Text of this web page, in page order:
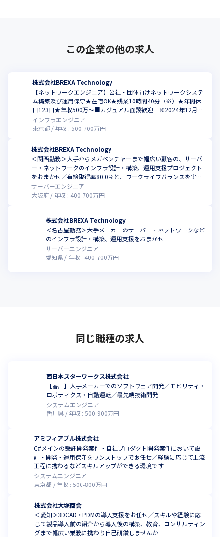
この企業の他の求人
株式会社BREXA Technology
【ネットワークエンジニア】公社・団体向けネットワークシステ
ム構築及び運用保守★在宅OK★残業10時間40分（※）★年間休
日123日★年収500万～■カジュアル面談歓迎 ※2024年12月時
点
インフラエンジニア
東京都
年収 : 500-700万円
株式会社BREXA Technology
＜関西勤務＞大手からメガベンチャーまで幅広い顧客の、サーバ
ー・ネットワークのインフラ設計・構築、運用支援プロジェクト
をおまかせ／有給取得率80.0％と、ワークライフバランスを実現
しやすい環境
サーバーエンジニア
大阪府
年収 : 400-700万円
株式会社BREXA Technology
＜名古屋勤務＞⼤⼿メーカーのサーバー・ネットワークなど
のインフラ設計・構築、運用支援をおまかせ
サーバーエンジニア
愛知県
年収 : 400-700万円
同じ職種の求人
西日本スターワークス株式会社
【香川】大手メーカーでのソフトウェア開発／モビリティ・
ロボティクス・自動運転／最先端技術開発
システムエンジニア
香川県
年収 : 500-900万円
アミフィアブル株式会社
C#メインの受託開発案件・自社プロダクト開発案件において設
計・開発・運用保守をワンストップでお任せ／経験に応じて上流
工程に携わるなどスキルアップができる環境です
システムエンジニア
東京都
年収 :500-800万円
株式会社大塚商会
＜愛知＞3DCAD・PDMの導入支援をお任せ／スキルや経験に応
じて製品導入前の紹介から導入後の構築、教育、コンサルティン
グまで幅広い業務に携わり自己研鑽しませんか